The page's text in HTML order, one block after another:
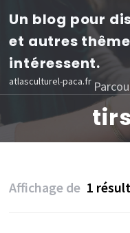
Aller
contenu
(Pressez
Entrée)
Un blog pour
et autres
intéressent.
atlasculturel-paca.fr
Affichage de 1